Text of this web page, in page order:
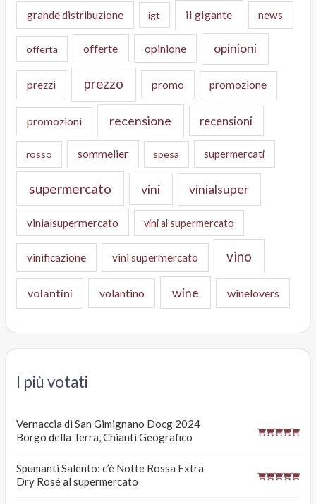
grande distribuzione igt il gigante news
offerta offerte opinione opinioni
prezzi prezzo promo promozione
promozioni recensione recensioni
rosso sommelier spesa supermercati
supermercato vini vinialsuper
vinialsupermercato vini al supermercato
vinificazione vini supermercato vino
volantini volantino wine winelovers
I più votati
Vernaccia di San Gimignano Docg 2024
Borgo della Terra, Chianti Geografico
Spumanti Salento: c’è Notte Rossa Extra
Dry Rosé al supermercato